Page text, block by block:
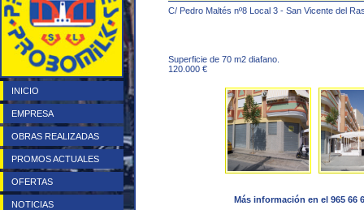
INICIO
EMPRESA
OBRAS REALIZADAS
PROMOS ACTUALES
OFERTAS
NOTICIAS
C/ Pedro Maltés nº8 Local 3 - San Vicente del
Superficie de 70 m2 diafano.
120.000 €
Más información en el 965 66